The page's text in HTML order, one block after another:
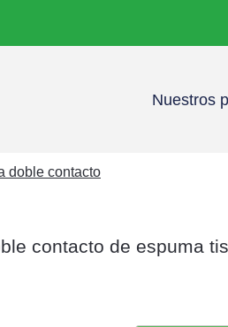
Nuestros
doble contacto
contacto de espuma